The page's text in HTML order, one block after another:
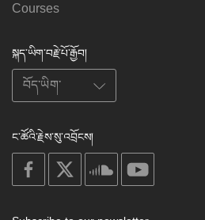
Courses
སྐད་ཡིག་བརྗེ་པོ་རྒྱོབ།
ང་ཚོའི་རྗེས་སུ་འབྲོངས།
on
facebook
soundcloud